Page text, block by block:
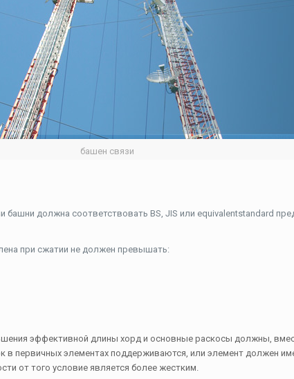
башен связи
башни должна соответствовать BS, JIS или equivalentstandard
при сжатии не должен превышать:
эффективной длины хорд и основные раскосы должны,
в первичных элементах поддерживаются, или элемент должен
от того условие является более жестким.